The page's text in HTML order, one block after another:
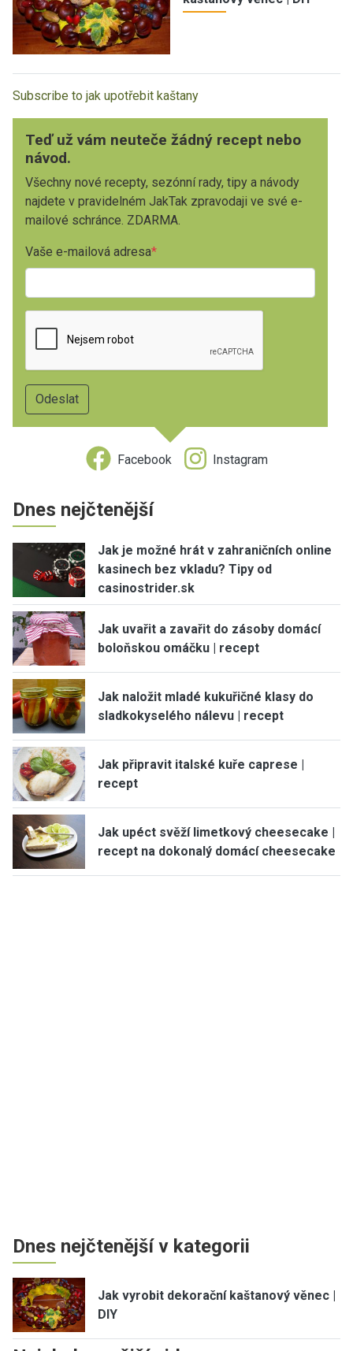
Subscribe to jak upotřebit kaštany
Teď už vám neuteče žádný recept nebo
návod.
Všechny nové recepty, sezónní rady, tipy a návody
najdete v pravidelném JakTak zpravodaji ve své e-
mailové schránce. ZDARMA.
Vaše e-mailová adresa
Facebook Instagram
Dnes nejčtenější
Jak je možné hrát v zahraničních online
kasinech bez vkladu? Tipy od
casinostrider.sk
Jak uvařit a zavařit do zásoby domácí
boloňskou omáčku | recept
Jak naložit mladé kukuřičné klasy do
sladkokyselého nálevu | recept
Jak připravit italské kuře caprese |
recept
Jak upéct svěží limetkový cheesecake |
recept na dokonalý domácí cheesecake
Dnes nejčtenější v kategorii
Jak vyrobit dekorační kaštanový věnec |
DIY